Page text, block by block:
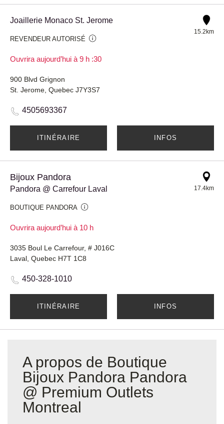
Joaillerie Monaco St. Jerome
REVENDEUR AUTORISÉ
Ouvrira aujourd’hui à 9 h :30
15.2km
900 Blvd Grignon
St. Jerome, Quebec J7Y3S7
4505693367
ITINÉRAIRE INFOS
Bijoux Pandora
Pandora @ Carrefour Laval
BOUTIQUE PANDORA
Ouvrira aujourd’hui à 10 h
17.4km
3035 Boul Le Carrefour, # J016C
Laval, Quebec H7T 1C8
450-328-1010
ITINÉRAIRE INFOS
A propos de Boutique
Bijoux Pandora Pandora
@ Premium Outlets
Montreal